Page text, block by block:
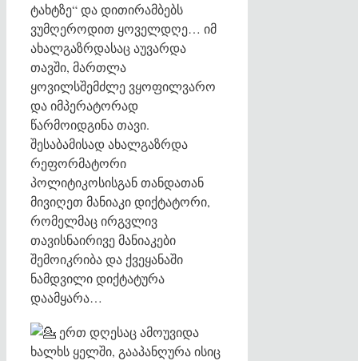
ტახტზე“ და დითირამბებს
ვუმღეროდით ყოველდღე… იმ
ახალგაზრდასაც აუვარდა
თავში, მართლა
ყოვილსშემძლე ვყოფილვარო
და იმპერატორად
წარმოიდგინა თავი.
შესაბამისად ახალგაზრდა
რეფორმატორი
პოლიტიკოსისგან თანდათან
მივიღეთ მანიაკი დიქტატორი,
რომელმაც ირგვლივ
თავისნაირივე მანიაკები
შემოიკრიბა და ქვეყანაში
ნამდვილი დიქტატურა
დაამყარა…
ერთ დღესაც ამოუვიდა
ხალხს ყელში, გააპანღურა ისიც